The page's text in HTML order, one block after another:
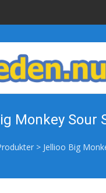
Monkey Sour
> Jellioo Big